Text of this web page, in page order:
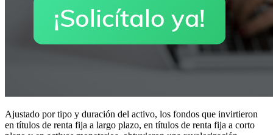
Ajustado por tipo y duración del activo, los fondos que invirtieron
en títulos de renta fija a largo plazo, en títulos de renta fija a corto